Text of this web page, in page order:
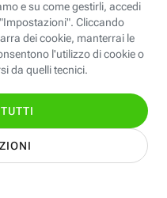
14 giorni
ricontrollare
corrispondenti
(impostata da
pagine
7 giorni
Identifica la
banner
Identifica la